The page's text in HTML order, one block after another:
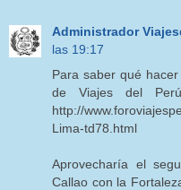
Administrador
las 19:17
Para saber qué
de Viajes del
http://
Lima-td78.html
Aprovecharía el
Callao con la